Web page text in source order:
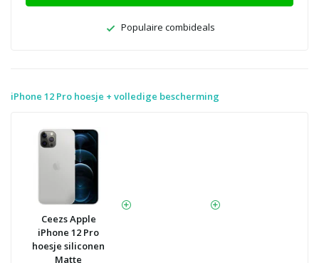
Populaire combideals
iPhone 12 Pro hoesje + volledige bescherming
Ceezs Apple
iPhone 12 Pro
hoesje siliconen
Matte